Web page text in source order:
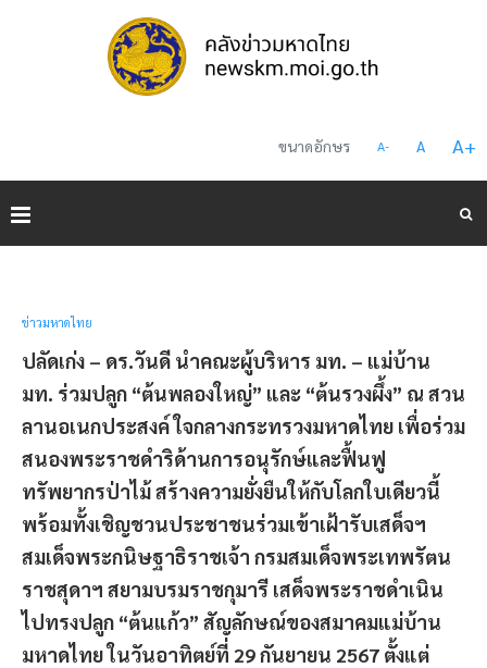
ขนาดอักษร A- A A+
ข่าวมหาดไทย
ปลัดเก่ง – ดร.วันดี นำคณะผู้บริหาร มท. – แม่บ้าน
มท. ร่วมปลูก “ต้นพลองใหญ่” และ “ต้นรวงผึ้ง” ณ สวน
ลานอเนกประสงค์ ใจกลางกระทรวงมหาดไทย เพื่อร่วม
สนองพระราชดำริด้านการอนุรักษ์และฟื้นฟู
ทรัพยากรป่าไม้ สร้างความยั่งยืนให้กับโลกใบเดียวนี้
พร้อมทั้งเชิญชวนประชาชนร่วมเข้าเฝ้ารับเสด็จฯ
สมเด็จพระกนิษฐาธิราชเจ้า กรมสมเด็จพระเทพรัตน
ราชสุดาฯ สยามบรมราชกุมารี เสด็จพระราชดำเนิน
ไปทรงปลูก “ต้นแก้ว” สัญลักษณ์ของสมาคมแม่บ้าน
มหาดไทย ในวันอาทิตย์ที่ 29 กันยายน 2567 ตั้งแต่